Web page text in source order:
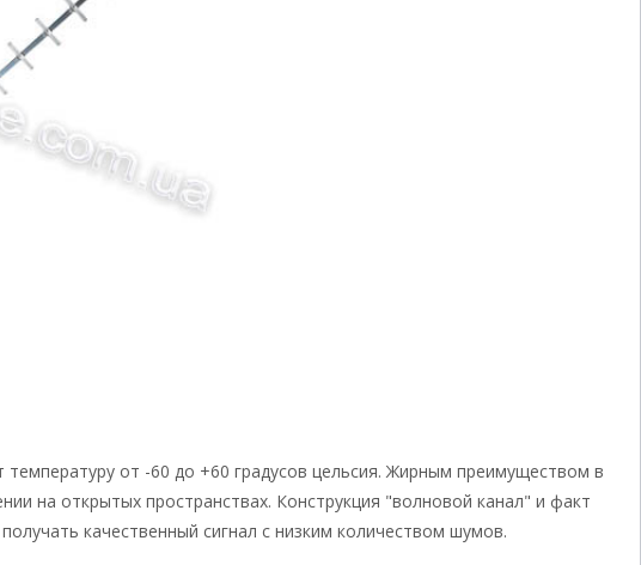
температуру от -60 до +60 градусов цельсия. Жирным преимуществом в
на открытых пространствах. Конструкция "волновой канал" и факт
качественный сигнал с низким количеством шумов.